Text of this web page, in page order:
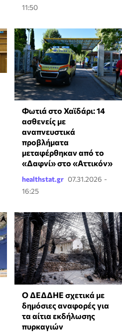
11:50
Φωτιά στο Χαϊδάρι: 14
ασθενείς με
αναπνευστικά
προβλήματα
μεταφέρθηκαν από το
«Δαφνί» στο «Αττικόν»
healthstat.gr 07.31.2026 -
16:25
Ο ΔΕΔΔΗΕ σχετικά με
δημόσιες αναφορές για
τα αίτια εκδήλωσης
πυρκαγιών